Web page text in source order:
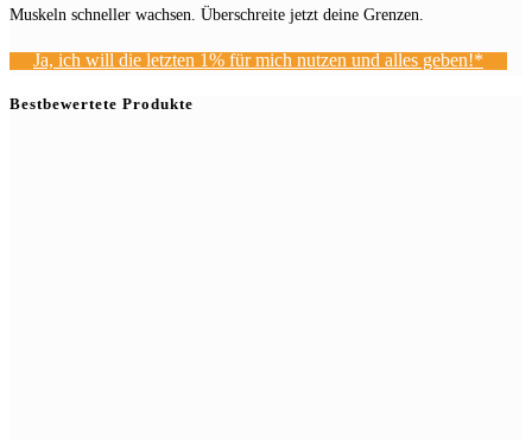
Muskeln schneller wachsen. Überschreite jetzt deine Grenzen.
Ja, ich will die letzten 1% für mich nutzen und alles geben!*
Bestbewertete Produkte